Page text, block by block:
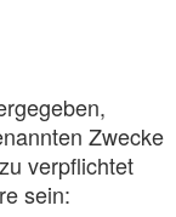
Zwecke
verpflichtet
sein: